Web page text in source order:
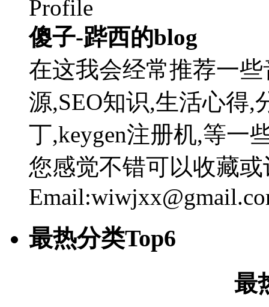
傻子-跸西的blog
在这我会经常推荐一
源,SEO知识,生活心得,
丁,keygen注册机,等一
您感觉不错可以收藏
最热分类Top6
最